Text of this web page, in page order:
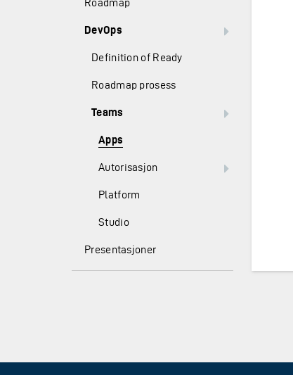
Roadmap
DevOps
Definition of Ready
Roadmap prosess
Teams
Apps
Autorisasjon
Platform
Studio
Presentasjoner